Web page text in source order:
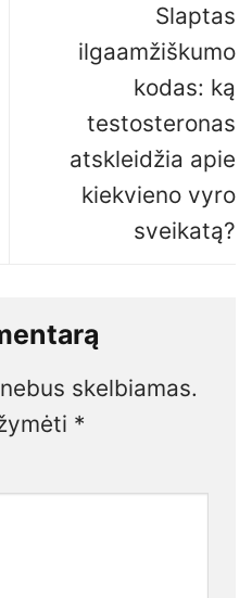
Slaptas
ilgaamžiškumo
kodas: ką
testosteronas
atskleidžia apie
kiekvieno vyro
sveikatą?
skelbiamas.
*